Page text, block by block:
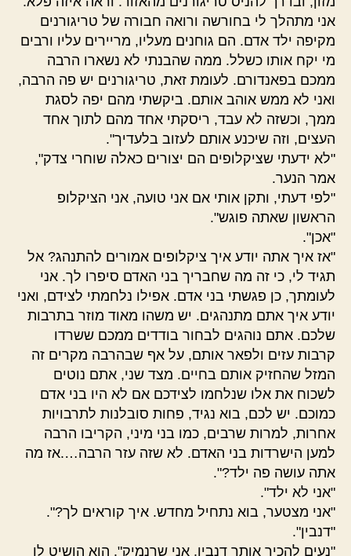
אני מתהלך לי בחורשה ורואה חבורה של טריגורנים
מקיפה ילד אדם. הם גוחנים מעליו, מריירים עליו ורבים
מי יקח אותו כשלל. ממה שהבנתי לא נשארו הרבה
ממכם בפאנדורם. לעומת זאת, טריגורנים יש פה הרבה,
ואני לא ממש אוהב אותם. ביקשתי מהם יפה לסגת
ממך, וכשזה לא עבד, ריסקתי אחד מהם לתוך אחד
העצים, וזה שיכנע אותם לעזוב בלעדיך".
"לא ידעתי שציקלופים הם יצורים כאלה שוחרי צדק",
אמר הנער.
"לפי דעתי, ותקן אותי אם אני טועה, אני הציקלופ
הראשון שאתה פוגש".
"אכן".
"אז איך אתה יודע איך ציקלופים אמורים להתנהג? אל
תגיד לי, כי זה מה שחבריך בני האדם סיפרו לך. אני
לעומתך, כן פגשתי בני אדם. אפילו נלחמתי לצידם, ואני
יודע איך אתם מתנהגים. יש משהו מאוד מוזר בתרבות
שלכם. אתם נוהגים לבחור בודדים ממכם ששרדו
קרבות עזים ולפאר אותם, על אף שבהרבה מקרים זה
המזל שהחזיק אותם בחיים. מצד שני, אתם נוטים
לשכוח את אלו שנלחמו לצידכם אם לא היו בני אדם
כמוכם. יש לכם, בוא נגיד, פחות סובלנות לתרבויות
אחרות, למרות שרבים, כמו בני מיני, הקריבו הרבה
למען הישרדות בני האדם. לא שזה עזר הרבה….אז מה
אתה עושה פה ילד?".
"אני לא ילד".
"אני מצטער, בוא נתחיל מחדש. איך קוראים לך?".
"דנבין".
"נעים להכיר אותך דנבין, אני שרנמיק". הוא הושיט לו